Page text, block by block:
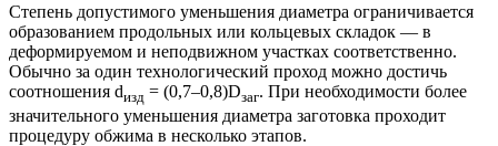
Степень допустимого уменьшения диаметра ограничивается
образованием продольных или кольцевых складок — в
деформируемом и неподвижном участках соответственно.
Обычно за один технологический проход можно достичь
соотношения dизд = (0,7–0,8)Dзаг. При необходимости более
значительного уменьшения диаметра заготовка проходит
процедуру обжима в несколько этапов.